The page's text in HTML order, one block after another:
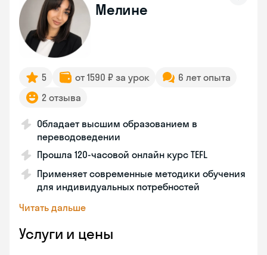
Мелине
5 от 1590 ₽ за урок
6 лет опыта
2 отзыва
Обладает высшим образованием в
переводоведении
Прошла 120-часовой онлайн курс TEFL
Применяет современные методики обучения
для индивидуальных потребностей
Читать дальше
Услуги и цены